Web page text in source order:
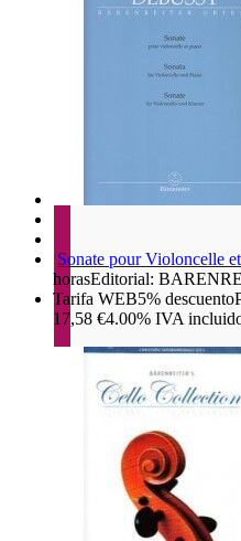
Sonate pour Violoncelle
horasEditorial:
Tarifa WEB5% descuento
17,58 €4.00% IVA